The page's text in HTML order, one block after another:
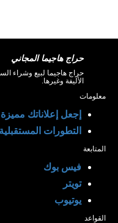
حراج هاجيما المجاني
حراج هاجيما لبيع وشراء
الأليفة وغيرها.
معلومات
إجعل إعلاناتك مميزة
التطورات المستقبلية
المتابعة
فيس بوك
تويتر
يوتيوب
القواعد